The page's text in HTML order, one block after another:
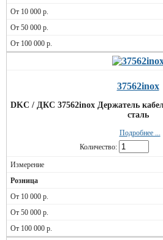
37562inox
DKC / ДКС 37562inox Держатель
сталь
Подробнее ...
Количество: